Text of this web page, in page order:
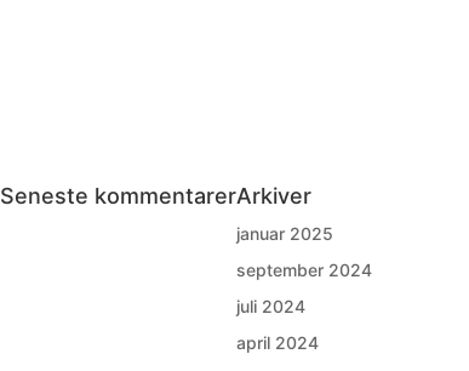
Seneste kommentarerArkiver
januar 2025
september 2024
juli 2024
april 2024